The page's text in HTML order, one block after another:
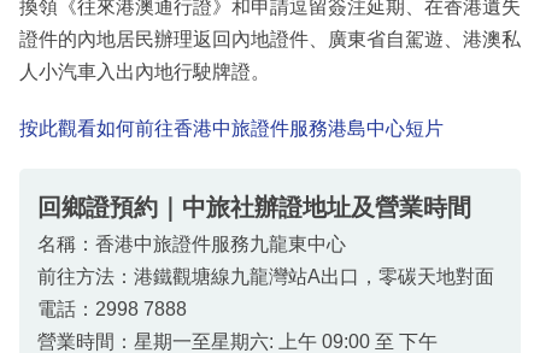
換領《往來港澳通行證》和申請逗留簽注延期、在香港遺失
證件的內地居民辦理返回內地證件、廣東省自駕遊、港澳私
人小汽車入出內地行駛牌證。
按此觀看如何前往香港中旅證件服務港島中心短片
回鄉證預約｜中旅社辦證地址及營業時間
名稱：香港中旅證件服務九龍東中心
前往方法：港鐵觀塘線九龍灣站A出口，零碳天地對面
電話：2998 7888
營業時間：星期一至星期六: 上午 09:00 至 下午